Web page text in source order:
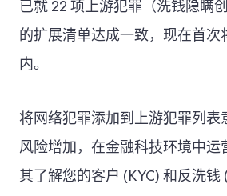
已就 22 项上游犯罪（洗钱隐瞒
的扩展清单达成一致，现在首次
内。
将网络犯罪添加到上游犯罪列表
风险增加，在金融科技环境中运
其了解您的客户 (KYC) 和反洗钱